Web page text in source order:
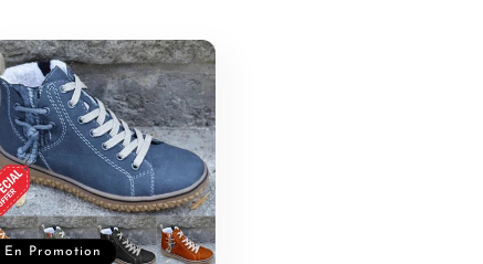
En Promotion